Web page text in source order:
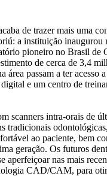
de trazer mais uma
a instituição inaugurou
pioneiro no Brasil de
de cerca de 3,4
área passam a ter acesso
e um centro de
scanners intra-orais de
tradicionais
ao paciente, bem
geração. Os futuros
aperfeiçoar nas mais
CAD/CAM, para